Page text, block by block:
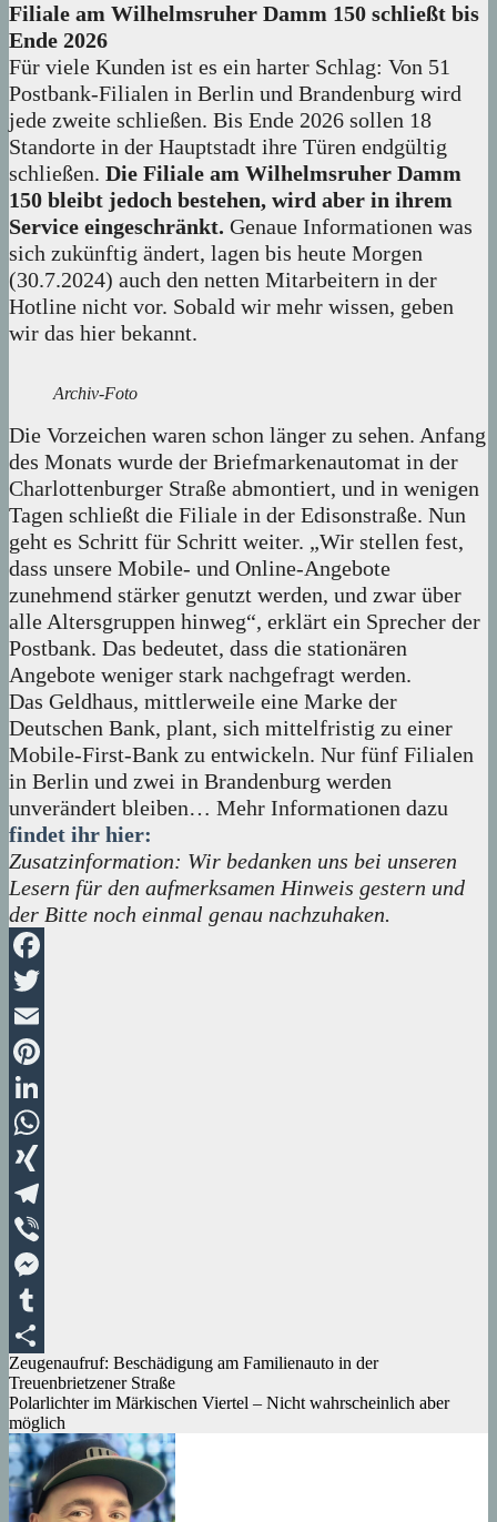
Filiale am Wilhelmsruher Damm 150 schließt bis
Ende 2026
Für viele Kunden ist es ein harter Schlag: Von 51
Postbank-Filialen in Berlin und Brandenburg wird
jede zweite schließen. Bis Ende 2026 sollen 18
Standorte in der Hauptstadt ihre Türen endgültig
schließen. Die Filiale am Wilhelmsruher Damm
150 bleibt jedoch bestehen, wird aber in ihrem
Service eingeschränkt. Genaue Informationen was
sich zukünftig ändert, lagen bis heute Morgen
(30.7.2024) auch den netten Mitarbeitern in der
Hotline nicht vor. Sobald wir mehr wissen, geben
wir das hier bekannt.
Archiv-Foto
Die Vorzeichen waren schon länger zu sehen. Anfang
des Monats wurde der Briefmarkenautomat in der
Charlottenburger Straße abmontiert, und in wenigen
Tagen schließt die Filiale in der Edisonstraße. Nun
geht es Schritt für Schritt weiter. „Wir stellen fest,
dass unsere Mobile- und Online-Angebote
zunehmend stärker genutzt werden, und zwar über
alle Altersgruppen hinweg“, erklärt ein Sprecher der
Postbank. Das bedeutet, dass die stationären
Angebote weniger stark nachgefragt werden.
Das Geldhaus, mittlerweile eine Marke der
Deutschen Bank, plant, sich mittelfristig zu einer
Mobile-First-Bank zu entwickeln. Nur fünf Filialen
in Berlin und zwei in Brandenburg werden
unverändert bleiben… Mehr Informationen dazu
findet ihr hier:
Zusatzinformation: Wir bedanken uns bei unseren
Lesern für den aufmerksamen Hinweis gestern und
der Bitte noch einmal genau nachzuhaken.
Facebook
Twitter
Email
Pinterest
LinkedIn
WhatsApp
XING
Telegram
Viber
Messenger
Tumblr
Teilen
Beitragsnavigation
Zeugenaufruf: Beschädigung am Familienauto in der
Treuenbrietzener Straße
Polarlichter im Märkischen Viertel – Nicht wahrscheinlich aber
möglich